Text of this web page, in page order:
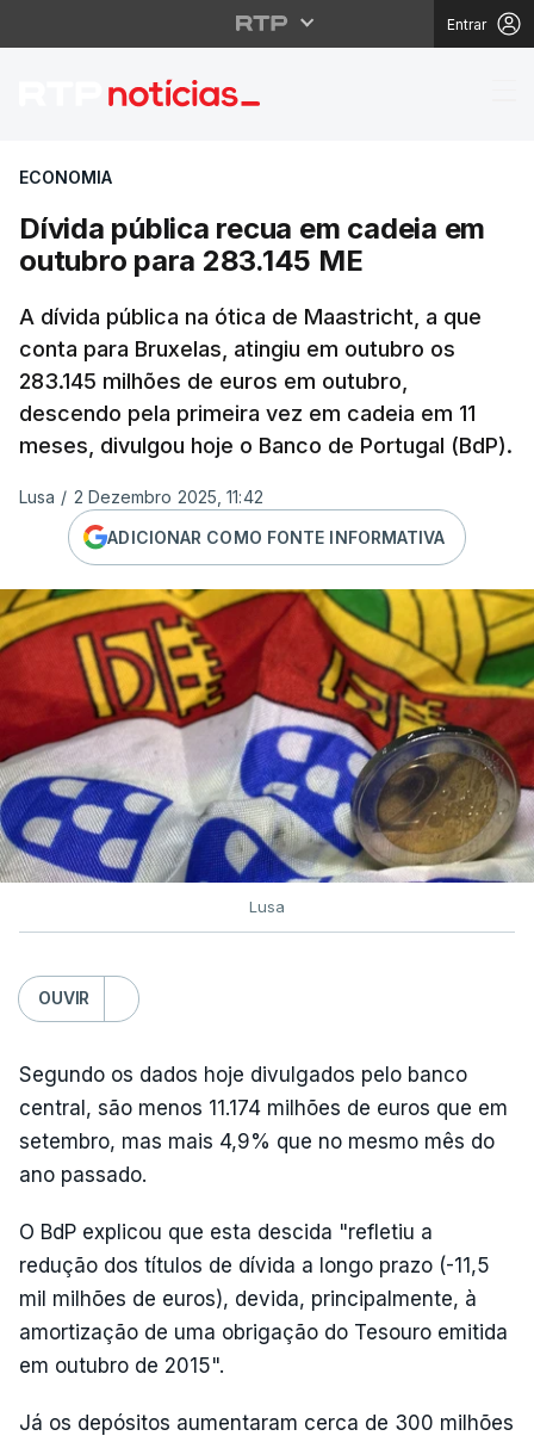
Entrar
Dívida pública recua
ECONOMIA
Dívida pública recua em cadeia em
outubro para 283.145 ME
A dívida pública na ótica de Maastricht, a que
conta para Bruxelas, atingiu em outubro os
283.145 milhões de euros em outubro,
descendo pela primeira vez em cadeia em 11
meses, divulgou hoje o Banco de Portugal (BdP).
Lusa / 2 Dezembro 2025, 11:42
ADICIONAR COMO FONTE INFORMATIVA
Lusa
OUVIR
Segundo os dados hoje divulgados pelo banco
central, são menos 11.174 milhões de euros que em
setembro, mas mais 4,9% que no mesmo mês do
ano passado.
O BdP explicou que esta descida "refletiu a
redução dos títulos de dívida a longo prazo (-11,5
mil milhões de euros), devida, principalmente, à
amortização de uma obrigação do Tesouro emitida
em outubro de 2015".
Já os depósitos aumentaram cerca de 300 milhões